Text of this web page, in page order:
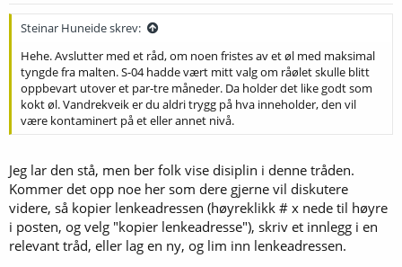
Steinar Huneide skrev:
Hehe. Avslutter med et råd, om noen fristes av et øl med maksimal
tyngde fra malten. S-04 hadde vært mitt valg om råølet skulle blitt
oppbevart utover et par-tre måneder. Da holder det like godt som
kokt øl. Vandrekveik er du aldri trygg på hva inneholder, den vil
være kontaminert på et eller annet nivå.
Jeg lar den stå, men ber folk vise disiplin i denne tråden.
Kommer det opp noe her som dere gjerne vil diskutere
videre, så kopier lenkeadressen (høyreklikk # x nede til høyre
i posten, og velg "kopier lenkeadresse"), skriv et innlegg i en
relevant tråd, eller lag en ny, og lim inn lenkeadressen.